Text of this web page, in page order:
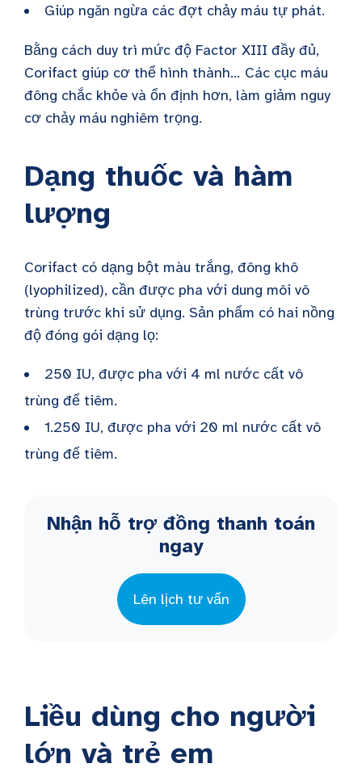
Giúp ngăn ngừa các đợt chảy máu tự phát.
Bằng cách duy trì mức độ Factor XIII đầy đủ,
Corifact giúp cơ thể hình thành... Các cục máu
đông chắc khỏe và ổn định hơn, làm giảm nguy
cơ chảy máu nghiêm trọng.
Dạng thuốc và hàm
lượng
Corifact có dạng bột màu trắng, đông khô
(lyophilized), cần được pha với dung môi vô
trùng trước khi sử dụng. Sản phẩm có hai nồng
độ đóng gói dạng lọ:
250 IU, được pha với 4 ml nước cất vô
trùng để tiêm.
1.250 IU, được pha với 20 ml nước cất vô
trùng để tiêm.
Nhận hỗ trợ đồng thanh toán
ngay
Lên lịch tư vấn
Liều dùng cho người
lớn và trẻ em